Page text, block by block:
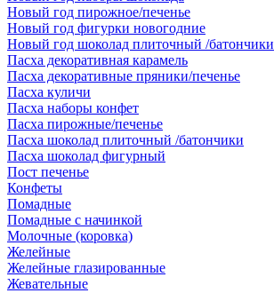
Новый год пирожное/печенье
Новый год фигурки новогодние
Новый год шоколад плиточный /батончики
Пасха декоративная карамель
Пасха декоративные пряники/печенье
Пасха куличи
Пасха наборы конфет
Пасха пирожные/печенье
Пасха шоколад плиточный /батончики
Пасха шоколад фигурный
Пост печенье
Конфеты
Помадные
Помадные с начинкой
Молочные (коровка)
Желейные
Желейные глазированные
Жевательные